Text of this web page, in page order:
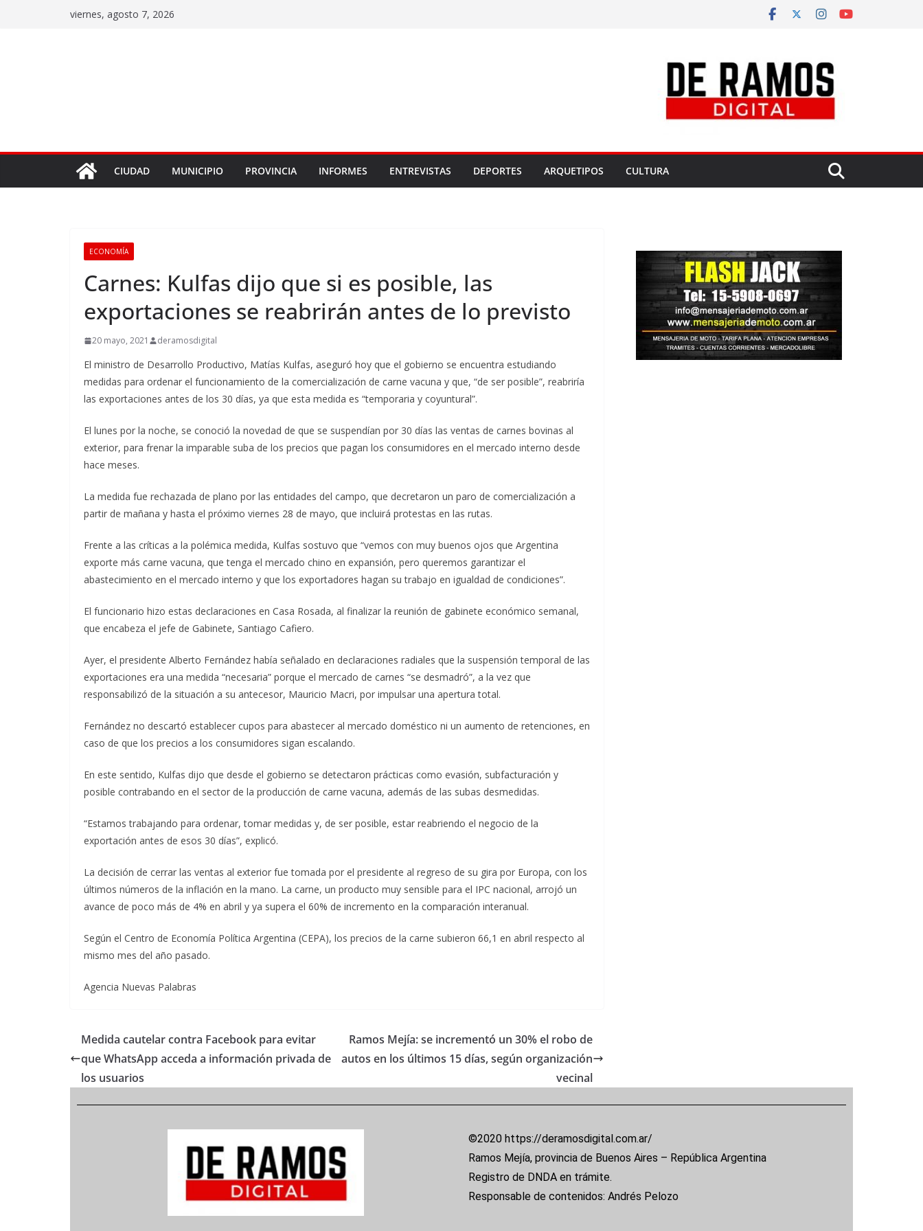
viernes, agosto 7, 2026
CIUDAD MUNICIPIO PROVINCIA INFORMES ENTREVISTAS DEPORTES ARQUETIPOS CULTURA
ECONOMÍA
Carnes: Kulfas dijo que si es posible, las
exportaciones se reabrirán antes de lo previsto
20 mayo, 2021 deramosdigital
El ministro de Desarrollo Productivo, Matías Kulfas, aseguró hoy que el gobierno se encuentra estudiando
medidas para ordenar el funcionamiento de la comercialización de carne vacuna y que, “de ser posible”, reabriría
las exportaciones antes de los 30 días, ya que esta medida es “temporaria y coyuntural”.
El lunes por la noche, se conoció la novedad de que se suspendían por 30 días las ventas de carnes bovinas al
exterior, para frenar la imparable suba de los precios que pagan los consumidores en el mercado interno desde
hace meses.
La medida fue rechazada de plano por las entidades del campo, que decretaron un paro de comercialización a
partir de mañana y hasta el próximo viernes 28 de mayo, que incluirá protestas en las rutas.
Frente a las críticas a la polémica medida, Kulfas sostuvo que “vemos con muy buenos ojos que Argentina
exporte más carne vacuna, que tenga el mercado chino en expansión, pero queremos garantizar el
abastecimiento en el mercado interno y que los exportadores hagan su trabajo en igualdad de condiciones”.
El funcionario hizo estas declaraciones en Casa Rosada, al finalizar la reunión de gabinete económico semanal,
que encabeza el jefe de Gabinete, Santiago Cafiero.
Ayer, el presidente Alberto Fernández había señalado en declaraciones radiales que la suspensión temporal de las
exportaciones era una medida “necesaria” porque el mercado de carnes “se desmadró”, a la vez que
responsabilizó de la situación a su antecesor, Mauricio Macri, por impulsar una apertura total.
Fernández no descartó establecer cupos para abastecer al mercado doméstico ni un aumento de retenciones, en
caso de que los precios a los consumidores sigan escalando.
En este sentido, Kulfas dijo que desde el gobierno se detectaron prácticas como evasión, subfacturación y
posible contrabando en el sector de la producción de carne vacuna, además de las subas desmedidas.
“Estamos trabajando para ordenar, tomar medidas y, de ser posible, estar reabriendo el negocio de la
exportación antes de esos 30 días”, explicó.
La decisión de cerrar las ventas al exterior fue tomada por el presidente al regreso de su gira por Europa, con los
últimos números de la inflación en la mano. La carne, un producto muy sensible para el IPC nacional, arrojó un
avance de poco más de 4% en abril y ya supera el 60% de incremento en la comparación interanual.
Según el Centro de Economía Política Argentina (CEPA), los precios de la carne subieron 66,1 en abril respecto al
mismo mes del año pasado.
Agencia Nuevas Palabras
Medida cautelar contra Facebook para evitar
que WhatsApp acceda a información privada de
los usuarios
Ramos Mejía: se incrementó un 30% el robo de
autos en los últimos 15 días, según organización
vecinal
©2020 https://deramosdigital.com.ar/
Ramos Mejía, provincia de Buenos Aires – República Argentina
Registro de DNDA en trámite.
Responsable de contenidos: Andrés Pelozo